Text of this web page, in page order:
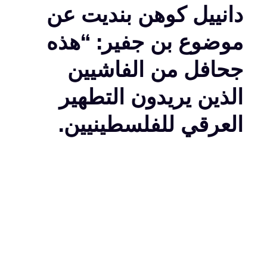
دانييل كوهن بنديت عن
موضوع بن جفير: “هذه
جحافل من الفاشيين
الذين يريدون التطهير
العرقي للفلسطينيين.